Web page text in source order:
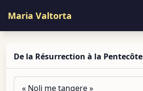
Maria Valtorta
De la Résurrection à la Pentecôte
« Noli me tangere »